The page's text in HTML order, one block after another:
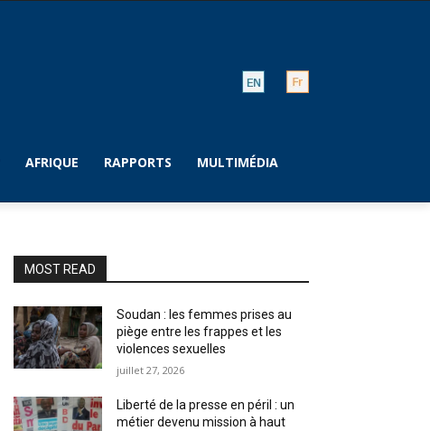
AFRIQUE RAPPORTS MULTIMÉDIA
MOST READ
Soudan : les femmes prises au
piège entre les frappes et les
violences sexuelles
juillet 27, 2026
Liberté de la presse en péril : un
métier devenu mission à haut